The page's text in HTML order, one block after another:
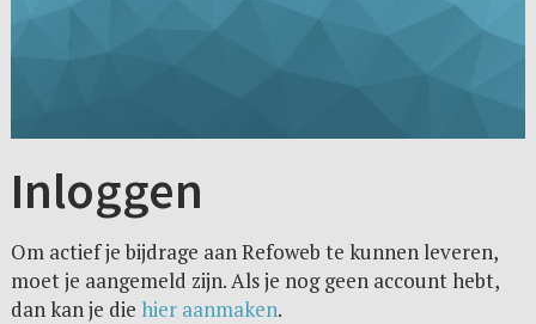
Inloggen
Om actief je bijdrage aan Refoweb te kunnen leveren,
moet je aangemeld zijn. Als je nog geen account hebt,
dan kan je die hier aanmaken.